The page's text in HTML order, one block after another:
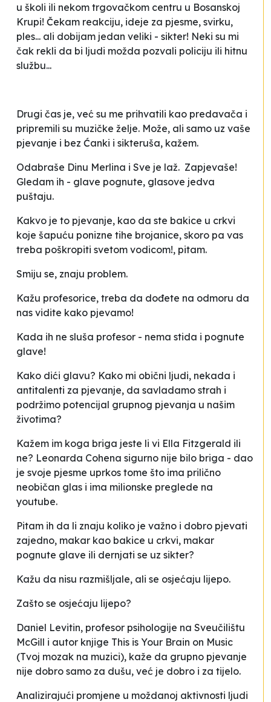
u školi ili nekom trgovačkom centru u Bosanskoj
Krupi! Čekam reakciju, ideje za pjesme, svirku,
ples... ali dobijam jedan veliki - sikter! Neki su mi
čak rekli da bi ljudi možda pozvali policiju ili hitnu
službu...
Drugi čas je, već su me prihvatili kao predavača i
pripremili su muzičke želje. Može, ali samo uz vaše
pjevanje i bez Ćanki i sikteruša, kažem.
Odabraše Dinu Merlina i Sve je laž. Zapjevaše!
Gledam ih - glave pognute, glasove jedva
puštaju.
Kakvo je to pjevanje, kao da ste bakice u crkvi
koje šapuću ponizne tihe brojanice, skoro pa vas
treba poškropiti svetom vodicom!, pitam.
Smiju se, znaju problem.
Kažu profesorice, treba da dođete na odmoru da
nas vidite kako pjevamo!
Kada ih ne sluša profesor - nema stida i pognute
glave!
Kako dići glavu? Kako mi obični ljudi, nekada i
antitalenti za pjevanje, da savladamo strah i
podržimo potencijal grupnog pjevanja u našim
životima?
Kažem im koga briga jeste li vi Ella Fitzgerald ili
ne? Leonarda Cohena sigurno nije bilo briga - dao
je svoje pjesme uprkos tome što ima prilično
neobičan glas i ima milionske preglede na
youtube.
Pitam ih da li znaju koliko je važno i dobro pjevati
zajedno, makar kao bakice u crkvi, makar
pognute glave ili dernjati se uz sikter?
Kažu da nisu razmišljale, ali se osjećaju lijepo.
Zašto se osjećaju lijepo?
Daniel Levitin, profesor psihologije na Sveučilištu
McGill i autor knjige This is Your Brain on Music
(Tvoj mozak na muzici), kaže da grupno pjevanje
nije dobro samo za dušu, već je dobro i za tijelo.
Analizirajući promjene u moždanoj aktivnosti ljudi